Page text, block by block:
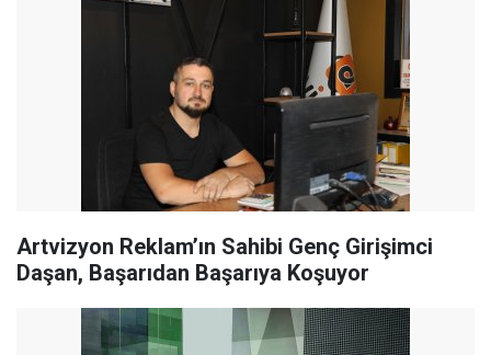
Artvizyon Reklam’ın Sahibi Genç Girişimci
Daşan, Başarıdan Başarıya Koşuyor